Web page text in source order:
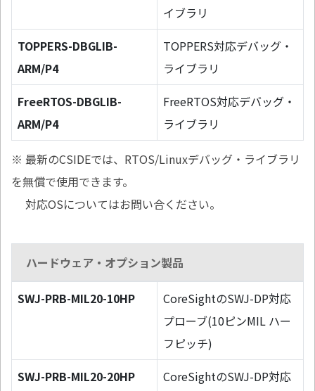
イブラリ
TOPPERS-DBGLIB-
ARM/P4
TOPPERS対応デバッグ・
ライブラリ
FreeRTOS-DBGLIB-
ARM/P4
FreeRTOS対応デバッグ・
ライブラリ
※ 最新のCSIDEでは、RTOS/Linuxデバッグ・ライブラリ
を無償で使用できます。
対応OSについてはお問い合ください。
ハードウェア・オプション製品
SWJ-PRB-MIL20-10HP
CoreSightのSWJ-DP対応
プローブ(10ピンMIL ハー
フピッチ)
SWJ-PRB-MIL20-20HP
CoreSightのSWJ-DP対応